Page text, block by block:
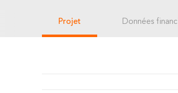
Projet Données